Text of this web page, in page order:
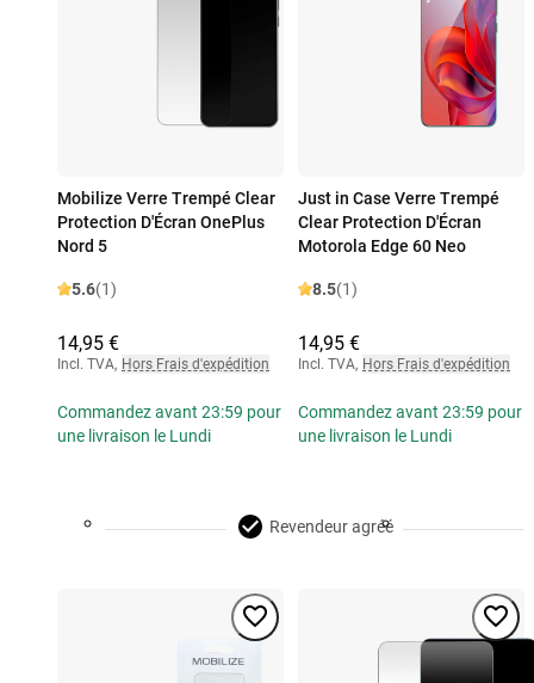
Mobilize Verre Trempé Clear
Protection D'Écran OnePlus
Nord 5
5.6(1)
14,95 €
Incl. TVA, Hors Frais d'expédition
Commandez avant 23:59 pour
une livraison le Lundi
Just in Case Verre Trempé
Clear Protection D'Écran
Motorola Edge 60 Neo
8.5(1)
14,95 €
Incl. TVA, Hors Frais d'expédition
Commandez avant 23:59 pour
une livraison le Lundi
Revendeur agréé